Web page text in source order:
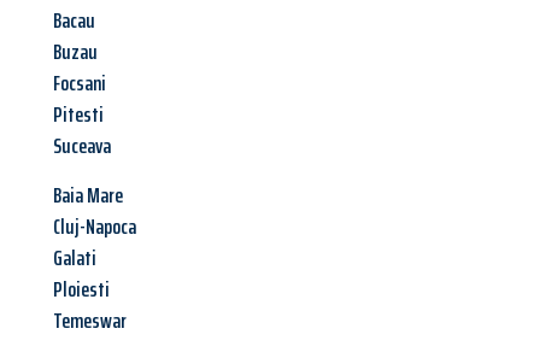
Bacau
Buzau
Focsani
Pitesti
Suceava
Baia Mare
Cluj-Napoca
Galati
Ploiesti
Temeswar